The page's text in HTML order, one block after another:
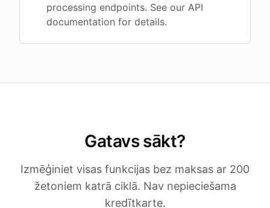
processing endpoints. See our API
documentation for details.
Gatavs sākt?
Izmēģiniet visas funkcijas bez maksas ar 200
žetoniem katrā ciklā. Nav nepieciešama
kredītkarte.